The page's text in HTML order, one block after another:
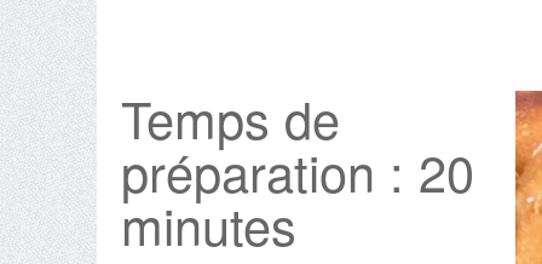
Temps de
préparation : 20
minutes